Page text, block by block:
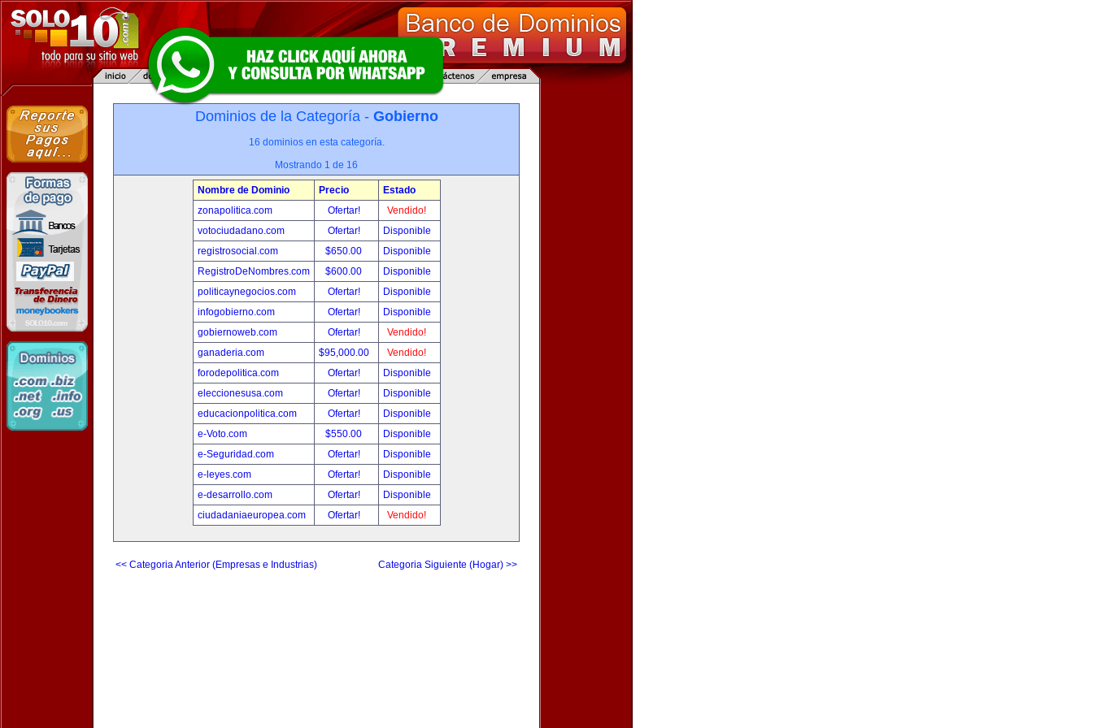
Dominios de la Categoría - Gobierno
16 dominios en esta categoría.
Mostrando 1 de 16
Nombre de Dominio Precio
Estado
zonapolitica.com
Ofertar!
Vendido!
votociudadano.com
Ofertar!
Disponible
registrosocial.com
$650.00
Disponible
RegistroDeNombres.com
$600.00
Disponible
politicaynegocios.com
Ofertar!
Disponible
infogobierno.com
Ofertar!
Disponible
gobiernoweb.com
Ofertar!
Vendido!
ganaderia.com
$95,000.00
Vendido!
forodepolitica.com
Ofertar!
Disponible
eleccionesusa.com
Ofertar!
Disponible
educacionpolitica.com
Ofertar!
Disponible
e-Voto.com
$550.00
Disponible
e-Seguridad.com
Ofertar!
Disponible
e-leyes.com
Ofertar!
Disponible
e-desarrollo.com
Ofertar!
Disponible
ciudadaniaeuropea.com
Ofertar! Vendido!
<< Categoria Anterior (Empresas e Industrias) Categoria Siguiente (Hogar) >>